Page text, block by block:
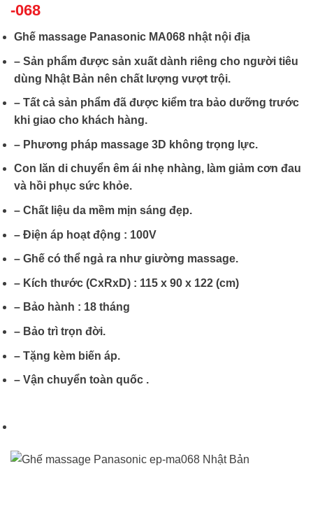
-068
Ghế massage Panasonic MA068 nhật nội địa
– Sản phẩm được sản xuất dành riêng cho người tiêu
dùng Nhật Bản nên chất lượng vượt trội.
– Tất cả sản phẩm đã được kiểm tra bảo dưỡng trước
khi giao cho khách hàng.
– Phương pháp massage 3D không trọng lực.
Con lăn di chuyển êm ái nhẹ nhàng, làm giảm cơn đau
và hồi phục sức khỏe.
– Chất liệu da mềm mịn sáng đẹp.
– Điện áp hoạt động : 100V
– Ghế có thể ngả ra như giường massage.
– Kích thước (CxRxD) : 115 x 90 x 122 (cm)
– Bảo hành : 18 tháng
– Bảo trì trọn đời.
– Tặng kèm biến áp.
– Vận chuyển toàn quốc .